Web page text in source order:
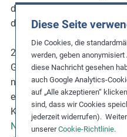
Diese Seite
Die Cookies, die
werden, geben
diese Nachricht gesehen
auch Google Analytics-
auf „Alle akzeptieren“
sind, dass wir Cookies
jederzeit widerrufen).
unsererCookie-Richtlinie.
dasNorwegische
das
deutsche
2021 wurde im
Gesetzesentwurf über
nachhaltige internationale
eingebracht. Darüber
Kommission 2021 eine
Nachhaltigkeitspflichten von